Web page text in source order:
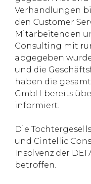
Verhandlungen
den Customer
Mitarbeitenden
Consulting mit
abgegeben
und die
haben die
GmbH bereits
informiert.
Die
und Cintellic
Insolvenz der
betroffen.